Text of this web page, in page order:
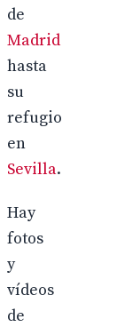
de
Madrid
hasta
su
refugio
en
Sevilla.
Hay
fotos
y
vídeos
de